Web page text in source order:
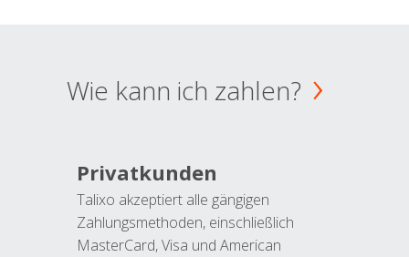
Wie kann ich zahlen?
Privatkunden
Talixo akzeptiert alle gängigen
Zahlungsmethoden, einschließlich
MasterCard, Visa und American